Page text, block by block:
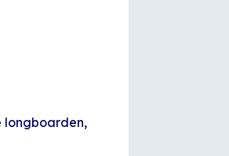
longboarden,